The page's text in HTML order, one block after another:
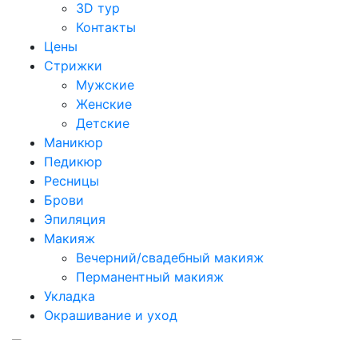
3D тур
Контакты
Цены
Стрижки
Мужские
Женские
Детские
Маникюр
Педикюр
Ресницы
Брови
Эпиляция
Макияж
Вечерний/свадебный макияж
Перманентный макияж
Укладка
Окрашивание и уход